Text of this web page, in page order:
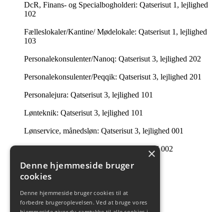
DcR, Finans- og Specialbogholderi: Qatserisut 1, lejlighed
102
Fælleslokaler/Kantine/ Mødelokale: Qatserisut 1, lejlighed
103
Personalekonsulenter/Nanoq: Qatserisut 3, lejlighed 202
Personalekonsulenter/Peqqik: Qatserisut 3, lejlighed 201
Personalejura: Qatserisut 3, lejlighed 101
Lønteknik: Qatserisut 3, lejlighed 101
Lønservice, månedsløn: Qatserisut 3, lejlighed 001
Lønservice, timeløn: Qatserisut 3, lejlighed 002
Intern Revision: Imaneq 32 1. tv.
Intern Revision: Qatserisut 1, lejlighed 504
×
Denne hjemmeside bruger
cookies
Denne hjemmeside bruger cookies til at
forbedre brugeroplevelsen. Ved at bruge vores